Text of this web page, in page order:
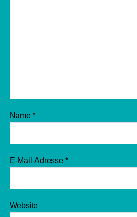
Name *
E-Mail-Adresse *
Website